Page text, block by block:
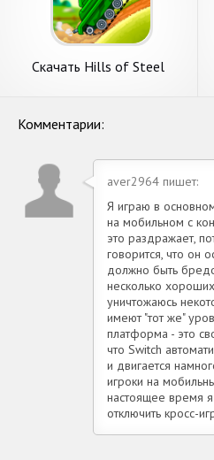
Скачать Hills of Steel
Комментарии:
aver2964 пишет:
Я играю в
на мобильном с
это раздражает,
говорится, что он
должно быть
несколько
уничтожаюсь
имеют "тот же"
платформа - это
что Switch
и двигается
игроки на
настоящее время
отключить кросс-